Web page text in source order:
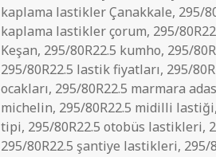
kaplama lastikler Çanakkale, 295/
kaplama lastikler çorum, 295/
Keşan, 295/80R22.5 kumho, 295/
295/80R22.5 lastik fiyatları, 295/
ocakları, 295/80R22.5 marmara
michelin, 295/80R22.5 midilli lastiği,
tipi, 295/80R22.5 otobüs lastikleri,
295/80R22.5 şantiye lastikleri, 295/